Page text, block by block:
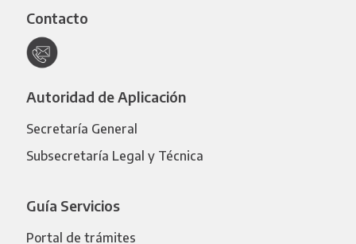
Contacto
Autoridad de Aplicación
Secretaría General
Subsecretaría Legal y Técnica
Guía Servicios
Portal de trámites